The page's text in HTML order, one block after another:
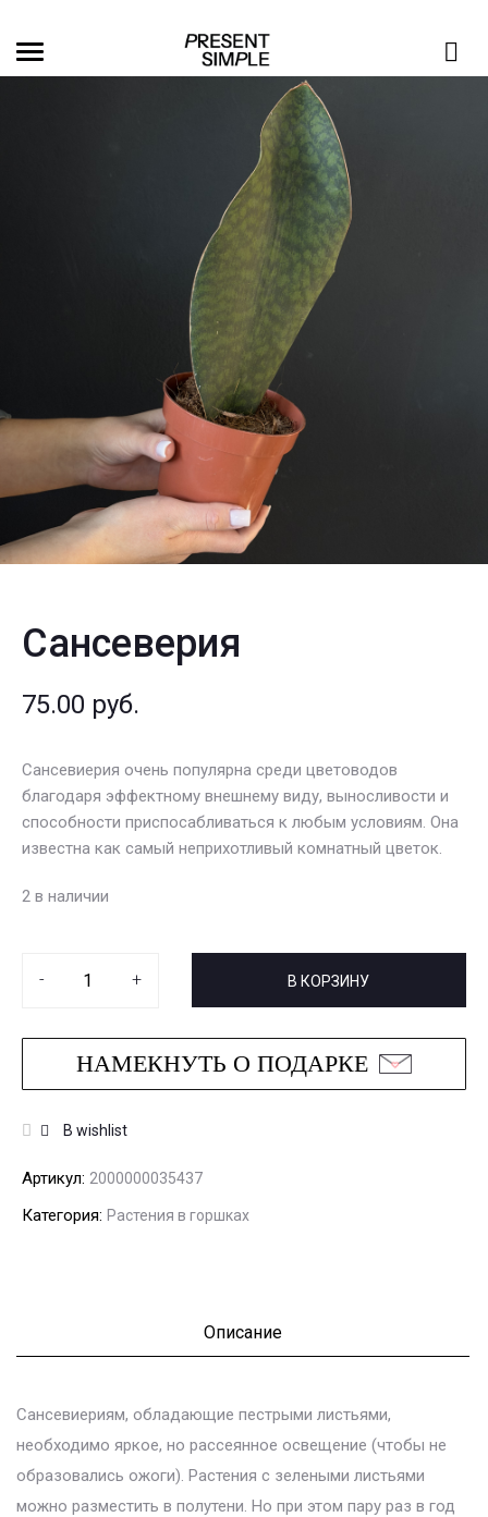
Сансеверия
75.00 руб.
Сансевиерия очень популярна среди цветоводов
благодаря эффектному внешнему виду, выносливости и
способности приспосабливаться к любым условиям. Она
известна как самый неприхотливый комнатный цветок.
2 в наличии
- + В КОРЗИНУ
НАМЕКНУТЬ О ПОДАРКЕ
В wishlist
Артикул: 2000000035437
Категория: Растения в горшках
Описание
Сансевиериям, обладающие пестрыми листьями,
необходимо яркое, но рассеянное освещение (чтобы не
образовались ожоги). Растения с зелеными листьями
можно разместить в полутени. Но при этом пару раз в год